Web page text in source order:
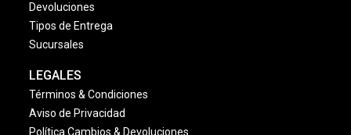
Devoluciones
Tipos de Entrega
Sucursales
LEGALES
Términos & Condiciones
Aviso de Privacidad
Política Cambios & Devoluciones